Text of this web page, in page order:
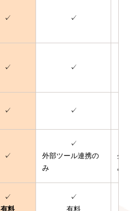
✓ ✓
✓ ✓
✓ ✓
✓
✓
外部ツール連携の
み
外部
み
✓
有料
✓
有料